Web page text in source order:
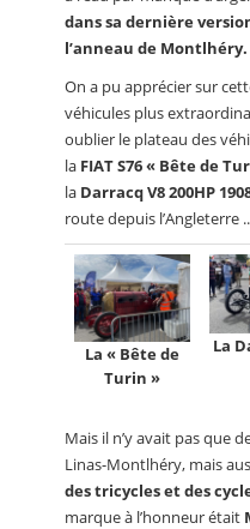
dans sa dernière
l’anneau de Montlhéry.
On a pu apprécier sur
véhicules plus
oublier le plateau des
la FIAT S76 « Bête de
la Darracq V8 200HP
route depuis l’Angleterre
La « Bête de
Turin »
La
Mais il n’y avait pas que
Linas-Montlhéry, mais
des tricycles et des
marque à l’honneur était